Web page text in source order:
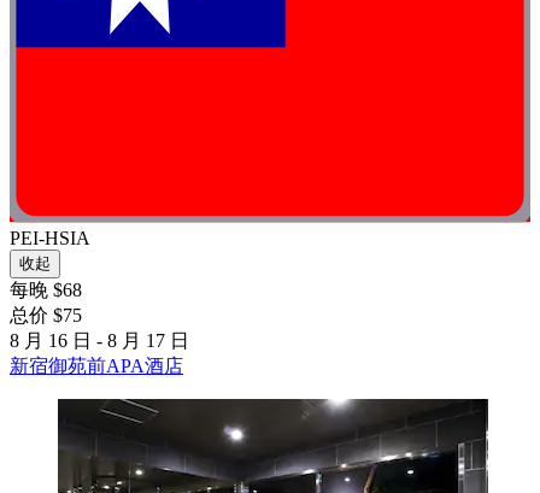
PEI-HSIA
收起
每晚 $68
总价 $75
8 月 16 日 - 8 月 17 日
新宿御苑前APA酒店